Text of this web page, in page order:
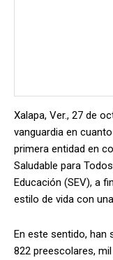
Xalapa, Ver., 27 de
vanguardia en
primera entidad en
Saludable para
Educación (SEV), a
estilo de vida con
En este sentido, han
822 preescolares,